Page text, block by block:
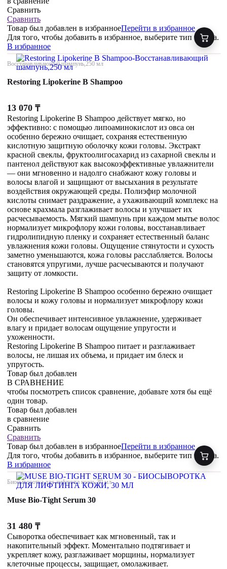
Сравнить
Сравнить
Товар был добавлен в избранноеПерейти в избранное
Для того, чтобы добавить в избранное, выберите тип товара.
В избранное
Восстанавливающий шампунь,250 мл
Restoring Lipokerine B Shampoo
13 070 ₸
Restoring Lipokerine B Shampoo действует мягко, но
эффективно: с помощью липоаминокислот из овса он
особенно бережно очищает, сохраняя естественную
кислотную защитную оболочку кожи головы. Экстракт
красной свеклы, фруктоолигосахарид из сахарной свеклы и
пантенол действуют как высокоэффективные увлажнители
— они мгновенно и надолго снабжают кожу головы и
волосы влагой и защищают от высыхания в результате
воздействия окружающей среды. Полиэфир молочной
кислоты снимает раздражение, а ухаживающий комплекс на
основе крахмала разглаживает волосы и улучшает их
расчесываемость. Мягкий шампунь при каждом мытье волос
нормализует микрофлору кожи головы, восстанавливает
гидролипидную пленку и сохраняет естественный баланс
увлажнения кожи головы. Ощущение стянутости и сухость
заметно уменьшаются, кожа головы расслабляется. Волосы
становятся упругими, лучше расчесываются и получают
защиту от ломкости.
Restoring Lipokerine B Shampoo особенно бережно очищает
волосы и кожу головы и нормализует микрофлору кожи
головы.
Он обеспечивает интенсивное увлажнение, удерживает
влагу и придает волосам ощущение упругости и
ухоженности.
Restoring Lipokerine B Shampoo питает и разглаживает
волосы, не лишая их объема, и придает им блеск и
упругость.
Товар был добавлен
В СРАВНЕНИЕ
чтобы посмотреть список сравнение, добавьте хотя бы ещё
один товар.
Товар был добавлен
в сравнение
Сравнить
Сравнить
Товар был добавлен в избранноеПерейти в избранное
Для того, чтобы добавить в избранное, выберите тип товара.
В избранное
Биосыворотка для лифтинга кожи, 30 мл
Muse Bio-Tight Serum 30
31 480 ₸
Сыворотка обеспечивает как мгновенный, так и
накопительный эффект. Моментально подтягивает и
укрепляет кожу, разглаживает морщины, нормализует
клеточные процессы, защищает, омолаживает.